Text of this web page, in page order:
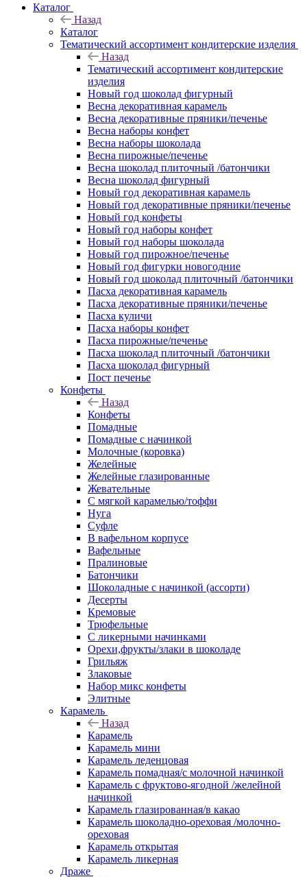
Каталог
Назад
Каталог
Тематический ассортимент кондитерские изделия
Назад
Тематический ассортимент кондитерские
изделия
Новый год шоколад фигурный
Весна декоративная карамель
Весна декоративные пряники/печенье
Весна наборы конфет
Весна наборы шоколада
Весна пирожные/печенье
Весна шоколад плиточный /батончики
Весна шоколад фигурный
Новый год декоративная карамель
Новый год декоративные пряники/печенье
Новый год конфеты
Новый год наборы конфет
Новый год наборы шоколада
Новый год пирожное/печенье
Новый год фигурки новогодние
Новый год шоколад плиточный /батончики
Пасха декоративная карамель
Пасха декоративные пряники/печенье
Пасха куличи
Пасха наборы конфет
Пасха пирожные/печенье
Пасха шоколад плиточный /батончики
Пасха шоколад фигурный
Пост печенье
Конфеты
Назад
Конфеты
Помадные
Помадные с начинкой
Молочные (коровка)
Желейные
Желейные глазированные
Жевательные
С мягкой карамелью/тоффи
Нуга
Суфле
В вафельном корпусе
Вафельные
Пралиновые
Батончики
Шоколадные с начинкой (ассорти)
Десерты
Кремовые
Трюфельные
С ликерными начинками
Орехи,фрукты/злаки в шоколаде
Грильяж
Злаковые
Набор микс конфеты
Элитные
Карамель
Назад
Карамель
Карамель мини
Карамель леденцовая
Карамель помадная/с молочной начинкой
Карамель с фруктово-ягодной /желейной
начинкой
Карамель глазированная/в какао
Карамель шоколадно-ореховая /молочно-
ореховая
Карамель открытая
Карамель ликерная
Драже